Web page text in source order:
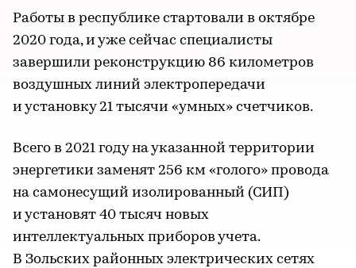
Работы в республике стартовали в октябре
2020 года, и уже сейчас специалисты
завершили реконструкцию 86 километров
воздушных линий электропередачи
и установку 21 тысячи «умных» счетчиков.
Всего в 2021 году на указанной территории
энергетики заменят 256 км «голого» провода
на самонесущий изолированный (СИП)
и установят 40 тысяч новых
интеллектуальных приборов учета.
В Зольских районных электрических сетях